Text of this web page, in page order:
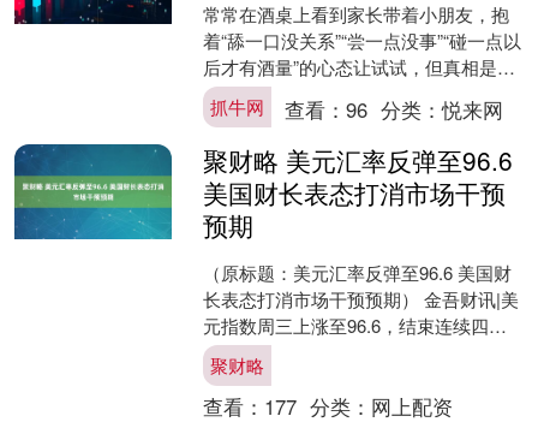
常常在酒桌上看到家长带着小朋友，抱
着“舔一口没关系”“尝一点没事”“碰一点以
后才有酒量”的心态让试试，但真相是
——小孩一滴酒都不能沾！酒精对儿童
没有安全剂量，小....
抓牛网 查看： 96 分类：悦来网
聚财略 美元汇率反弹至96.6
美国财长表态打消市场干预
预期
（原标题：美元汇率反弹至96.6 美国财
长表态打消市场干预预期） 金吾财讯|美
元指数周三上涨至96.6，结束连续四个
交易日的下跌走势。此次反弹源于美国
财长贝森特....
聚财略
查看： 177 分类： 网上配资